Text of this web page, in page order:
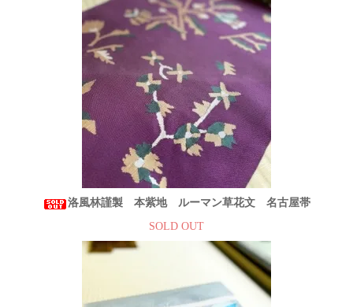
洛風林謹製 本紫地 ルーマン草花文 名古屋帯
SOLD OUT